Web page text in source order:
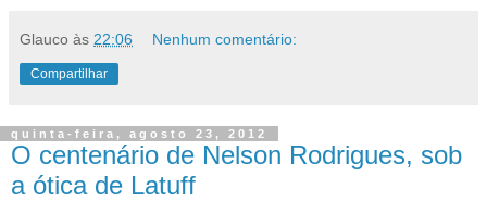
Glauco às 22:06 Nenhum comentário:
Compartilhar
quinta-feira, agosto 23, 2012
O centenário de Nelson Rodrigues, sob
a ótica de Latuff